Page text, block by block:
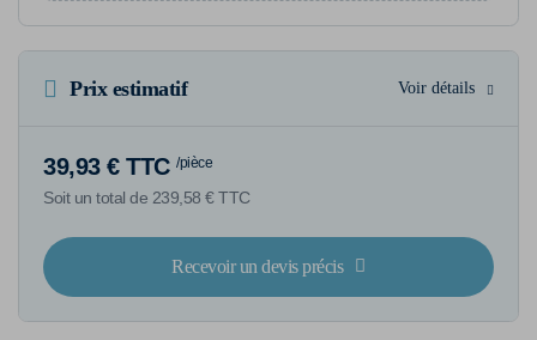
Prix estimatif Voir détails
39,93 € TTC /pièce
Soit un total de 239,58 € TTC
Recevoir un devis précis